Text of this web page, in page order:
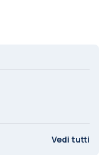
Vedi tutti